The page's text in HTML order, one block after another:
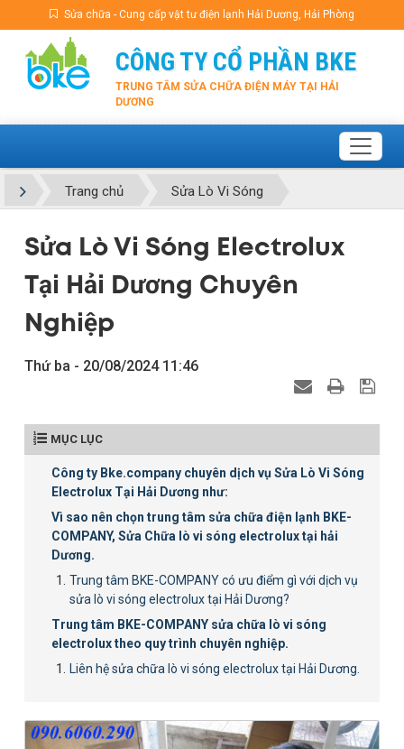
Sửa chữa - Cung cấp vật tư điện lạnh Hải Dương, Hải Phòng
CÔNG TY CỔ PHẦN BKE
TRUNG TÂM SỬA CHỮA ĐIỆN MÁY TẠI HẢI
DƯƠNG
Trang chủ Sửa Lò Vi Sóng
Sửa Lò Vi Sóng Electrolux
Tại Hải Dương Chuyên
Nghiệp
Thứ ba - 20/08/2024 11:46
MỤC LỤC
Công ty Bke.company chuyên dịch vụ Sửa Lò Vi Sóng
Electrolux Tại Hải Dương như:
Vì sao nên chọn trung tâm sửa chữa điện lạnh BKE-
COMPANY, Sửa Chữa lò vi sóng electrolux tại hải
Dương.
Trung tâm BKE-COMPANY có ưu điểm gì với dịch vụ
sửa lò vi sóng electrolux tại Hải Dương?
Trung tâm BKE-COMPANY sửa chữa lò vi sóng
electrolux theo quy trình chuyên nghiệp.
Liên hệ sửa chữa lò vi sóng electrolux tại Hải Dương.